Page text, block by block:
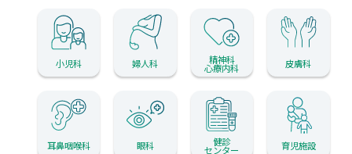
小児科 婦人科 精神科
心療内科 皮膚科
耳鼻咽喉科 眼科 健診
センター 育児施設